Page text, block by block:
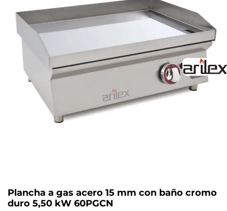
Plancha a gas acero 15 mm con baño cromo
duro 5,50 kW 60PGCN